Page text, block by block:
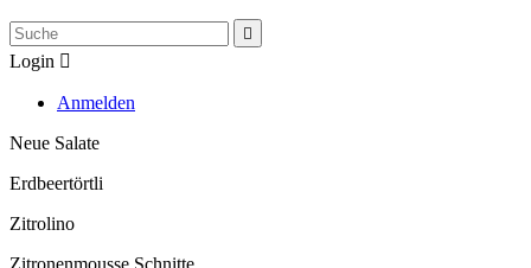

Login 
Anmelden
Neue Salate
Erdbeertörtli
Zitrolino
Zitronenmousse Schnitte